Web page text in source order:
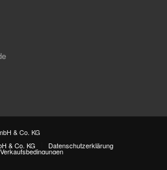
& Co. KG
& Co. KG
Datenschutzerklärung